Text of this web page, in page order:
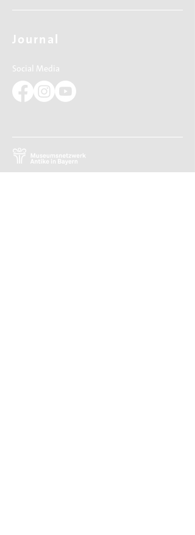
Journal
Social Media